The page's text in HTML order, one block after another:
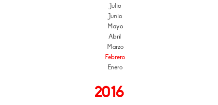
Julio
Junio
Mayo
Abril
Marzo
Febrero
Enero
2016